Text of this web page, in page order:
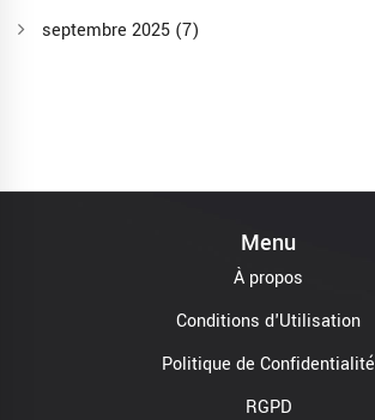
septembre 2025 (7)
Menu
À propos
Conditions d'Utilisation
Politique de Confidentialité
RGPD